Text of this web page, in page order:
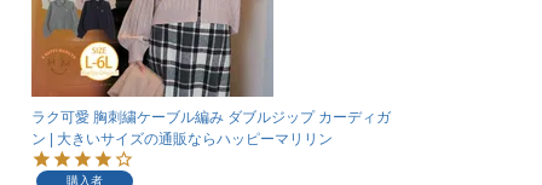
ラク可愛 胸刺繍ケーブル編み ダブルジップ カーディガ
ン | 大きいサイズの通販ならハッピーマリリン
購入者